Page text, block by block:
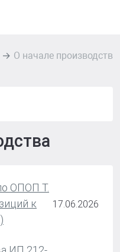
О начале производства
ОПОП Т.
к
17.06.2026